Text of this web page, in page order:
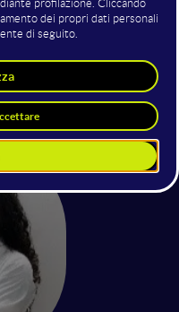
e-Electric